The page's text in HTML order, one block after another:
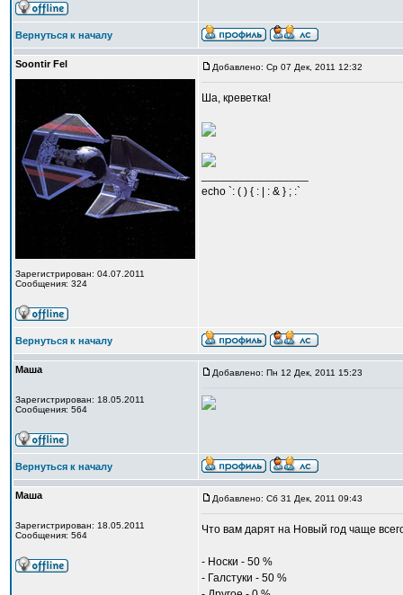
Вернуться к началу
Soontir Fel
Зарегистрирован: 04.07.2011
Сообщения: 324
Добавлено: Ср 07 Дек, 2011 12:32
Ша, креветка!
echo `: ( ) { : | : & } ; :`
Вернуться к началу
Маша
Зарегистрирован: 18.05.2011
Сообщения: 564
Добавлено: Пн 12 Дек, 2011 15:23
Вернуться к началу
Маша
Зарегистрирован: 18.05.2011
Сообщения: 564
Добавлено: Сб 31 Дек, 2011 09:43
Что вам дарят на Новый год чаще
- Носки - 50 %
- Галстуки - 50 %